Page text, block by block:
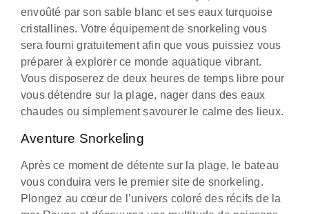
envoûté par son sable blanc et ses eaux turquoise
cristallines. Votre équipement de snorkeling vous
sera fourni gratuitement afin que vous puissiez vous
préparer à explorer ce monde aquatique vibrant.
Vous disposerez de deux heures de temps libre pour
vous détendre sur la plage, nager dans des eaux
chaudes ou simplement savourer le calme des lieux.
Aventure Snorkeling
Après ce moment de détente sur la plage, le bateau
vous conduira vers le premier site de snorkeling.
Plongez au cœur de l’univers coloré des récifs de la